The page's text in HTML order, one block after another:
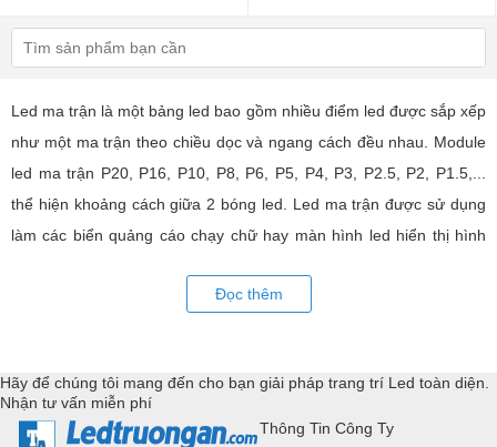
Led ma trận là một bảng led bao gồm nhiều điểm led được sắp xếp
như một ma trận theo chiều dọc và ngang cách đều nhau. Module
led ma trận P20, P16, P10, P8, P6, P5, P4, P3, P2.5, P2, P1.5,...
thể hiện khoảng cách giữa 2 bóng led. Led ma trận được sử dụng
làm các biển quảng cáo chạy chữ hay màn hình led hiển thị hình
nhiều lĩnh vực của cuộc sống. LED Trường An cung cấp tất cả các
YRL,...Tư vấn giả pháp, hỗ trợ kỹ thuật chuyên sâu cho các
ứng dụng trang trí led.
Đọc thêm
Hãy để chúng tôi mang đến cho bạn giải pháp trang trí Led toàn diện.
Nhận tư vấn miễn phí
Thông Tin Công Ty